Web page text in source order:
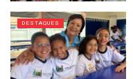
DESTAQUES